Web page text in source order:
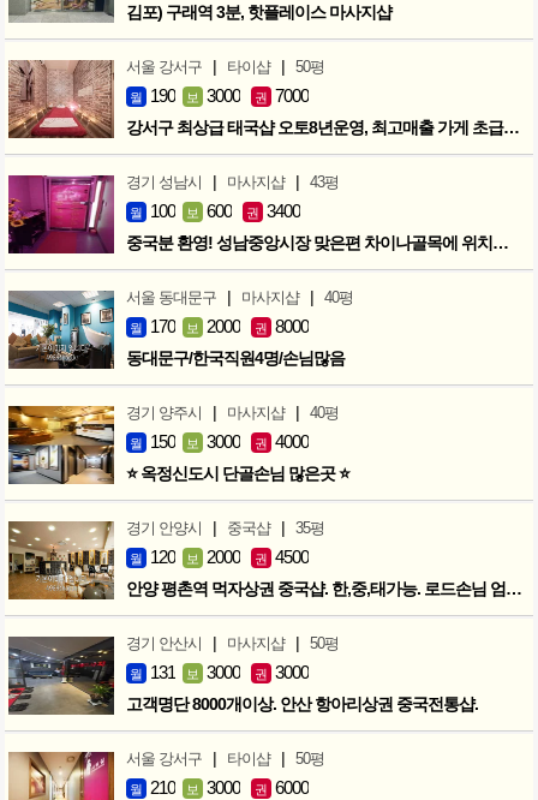
김포) 구래역 3분, 핫플레이스 마사지샵
서울 강서구 | 타이샵 | 50평
월 190 보 3000 권 7000
강서구 최상급 태국샵 오토8년운영, 최고매출 가게 초급매!!!
경기 성남시 | 마사지샵 | 43평
월 100 보 600 권 3400
중국분 환영! 성남중앙시장 맞은편 차이나골목에 위치한 마사지샵
서울 동대문구 | 마사지샵 | 40평
월 170 보 2000 권 8000
동대문구/한국직원4명/손님많음
경기 양주시 | 마사지샵 | 40평
월 150 보 3000 권 4000
⭐ 옥정신도시 단골손님 많은곳 ⭐
경기 안양시 | 중국샵 | 35평
월 120 보 2000 권 4500
안양 평촌역 먹자상권 중국샵. 한,중,태가능. 로드손님 엄청많아요!
경기 안산시 | 마사지샵 | 50평
월 131 보 3000 권 3000
고객명단 8000개이상. 안산 항아리상권 중국전통샵.
서울 강서구 | 타이샵 | 50평
월 210 보 3000 권 6000